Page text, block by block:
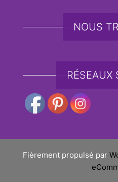
NOUS
RÉSEAUX
Fièrement propulsé par